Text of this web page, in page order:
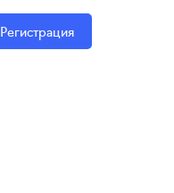
Регистрация